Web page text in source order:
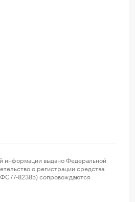
выдано Федеральной
о регистрации средства
82385) сопровождаются